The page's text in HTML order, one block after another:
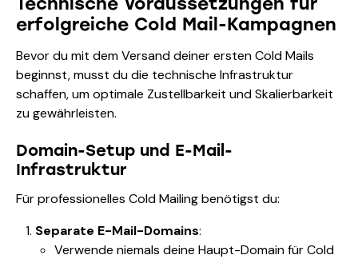
erfolgreiche Cold Mail-Kampagnen
Bevor du mit dem Versand deiner ersten Cold Mails
beginnst, musst du die technische Infrastruktur
schaffen, um optimale Zustellbarkeit und Skalierbarkeit
zu gewährleisten.
Domain-Setup und E-Mail-
Infrastruktur
Für professionelles Cold Mailing benötigst du:
Separate E-Mail-Domains:
Verwende niemals deine Haupt-Domain für Cold